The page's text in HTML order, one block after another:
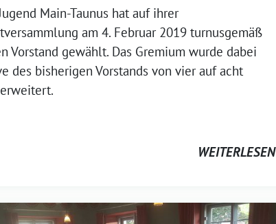
Main-Taunus hat auf ihrer
am 4. Februar 2019 turnusgemäß
Vorstand gewählt. Das Gremium wurde dabei
des bisherigen Vorstands von vier auf acht
WEITERLESEN